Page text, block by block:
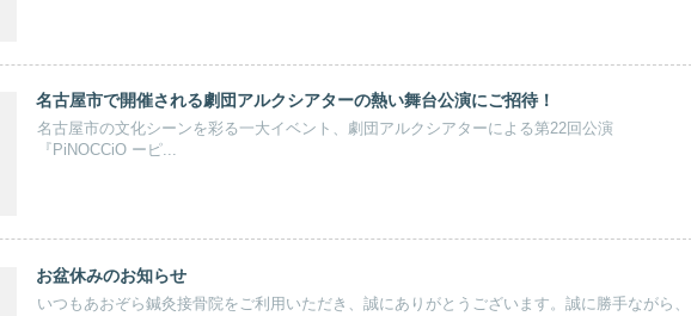
名古屋市で開催される劇団アルクシアターの熱い舞台公演にご招待！
名古屋市の文化シーンを彩る一大イベント、劇団アルクシアターによる第22回公演
『PiNOCCiO ーピ...
お盆休みのお知らせ
いつもあおぞら鍼灸接骨院をご利用いただき、誠にありがとうございます。誠に勝手ながら、